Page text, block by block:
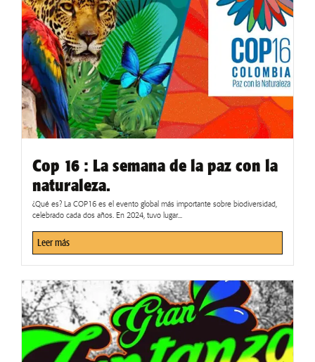
Cop 16 : La semana de la paz con la
naturaleza.
¿Qué es? La COP16 es el evento global más importante sobre biodiversidad,
celebrado cada dos años. En 2024, tuvo lugar...
Leer más